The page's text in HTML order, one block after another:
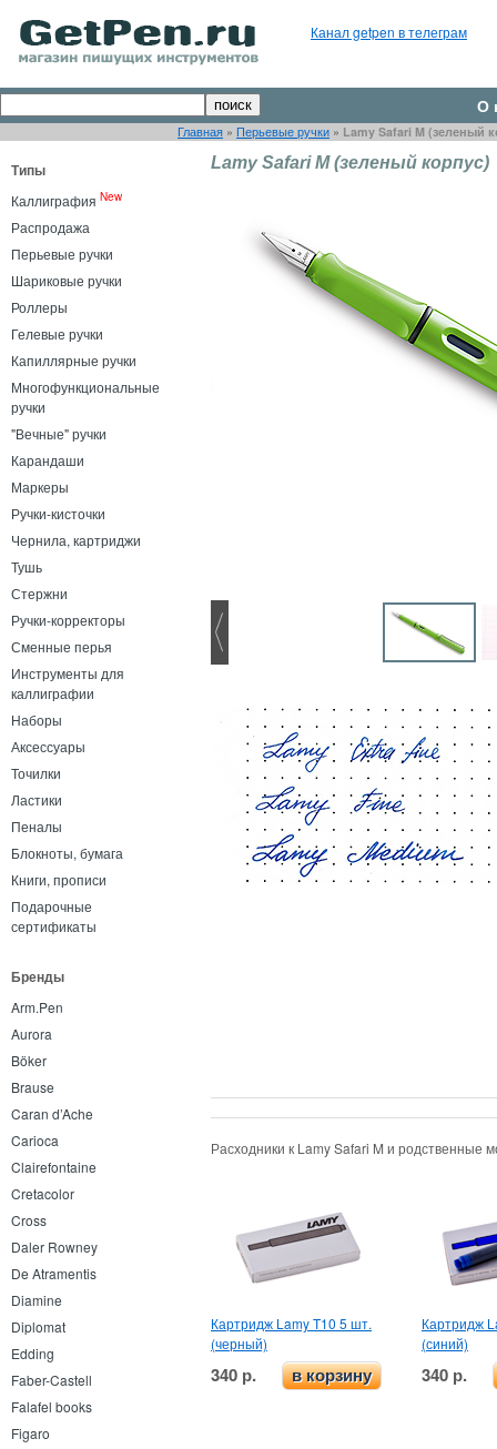
Канал getpen в телеграм
О
Главная » Перьевые ручки » Lamy Safari M (зеленый
Типы
Каллиграфия New
Распродажа
Перьевые ручки
Шариковые ручки
Роллеры
Гелевые ручки
Капиллярные ручки
Многофункциональные
ручки
"Вечные" ручки
Карандаши
Маркеры
Ручки-кисточки
Чернила, картриджи
Тушь
Стержни
Ручки-корректоры
Сменные перья
Инструменты для
каллиграфии
Наборы
Аксессуары
Точилки
Ластики
Пеналы
Блокноты, бумага
Книги, прописи
Подарочные
сертификаты
Бренды
Arm.Pen
Aurora
Böker
Brause
Caran d’Ache
Carioca
Clairefontaine
Cretacolor
Cross
Daler Rowney
De Atramentis
Diamine
Diplomat
Edding
Faber-Castell
Falafel books
Figaro
Lamy Safari M (зеленый корпус)
Расходники к Lamy Safari M и родственные
Картридж Lamy T10 5 шт.
(черный)
340 р. в корзину
Картридж
(синий)
340 р.